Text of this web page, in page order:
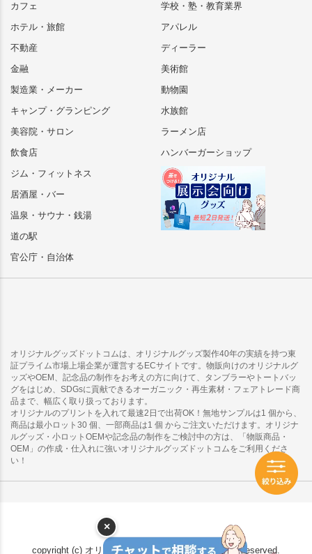
カフェ
ホテル・旅館
不動産
金融
製造業・メーカー
キャンプ・グランピング
美容院・サロン
飲食店
ジム・フィットネス
居酒屋・バー
温泉・サウナ・銭湯
道の駅
官公庁・自治体
学校・塾・教育業界
アパレル
ディーラー
美術館
動物園
水族館
ラーメン店
ハンバーガーショップ
オリジナルグッズドットコムは、オリジナルグッズ製作40年の実績を持つ東
証プライム市場上場企業が運営するECサイトです。物販向けのオリジナルグ
ッズやOEM、記念品の制作をお考えの方に向けて、タンブラーやトートバッ
グをはじめ、SDGsに貢献できるオーガニック・再生素材・フェアトレード商
品まで、幅広く取り扱っております。
オリジナルのプリントを入れて最速2日で出荷OK！無地サンプルは1 個から、
商品は最小ロット30 個、一部商品は1 個 からご注文いただけます。オリジナ
ルグッズ・小ロットOEMや記念品の制作をご検討中の方は、「物販商品・
OEM」の作成・仕入れに強いオリジナルグッズドットコムをご利用くださ
い！
copyright (c) オリジナルグッズドットコム all rights reserved.
×